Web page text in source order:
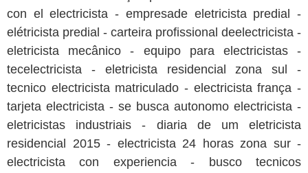
con el electricista - empresade eletricista predial -
elétricista predial - carteira profissional deelectricista -
eletricista mecânico - equipo para electricistas -
tecelectricista - eletricista residencial zona sul -
tecnico electricista matriculado - electricista frança -
tarjeta electricista - se busca autonomo electricista -
eletricistas industriais - diaria de um eletricista
residencial 2015 - electricista 24 horas zona sur -
electricista con experiencia - busco tecnicos